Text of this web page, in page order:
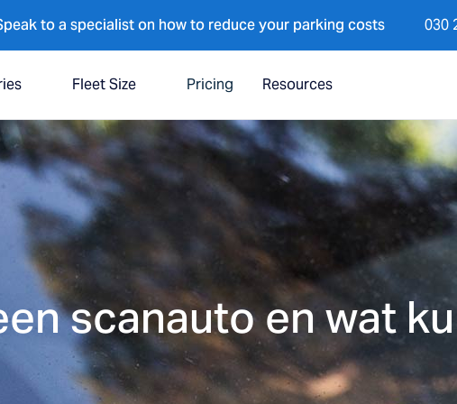
to a specialist on how to reduce your parking costs 030
Fleet Size Pricing Resources
scanauto en wat